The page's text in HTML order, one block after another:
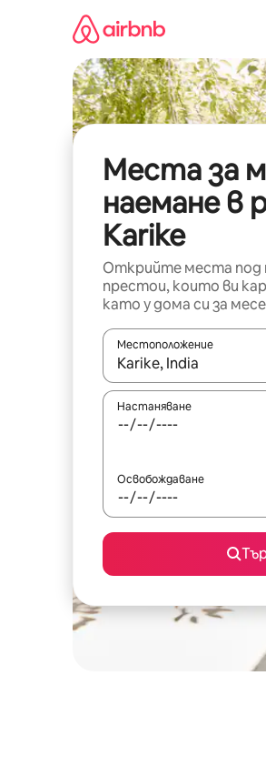
съдържанието
Места за
наемане в
Karike
Открийте места под
престои, които ви
като у дома си за
Местоположение
Когато резултатите
Настаняване
Освобождаване